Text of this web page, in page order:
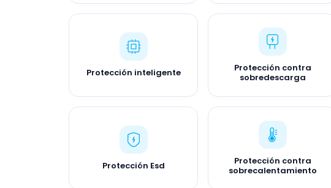
Protección inteligente
Protección contra
sobredescarga
Protección Esd
Protección contra
sobrecalentamiento